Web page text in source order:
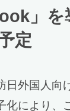
」
定
日外国人向
化により、